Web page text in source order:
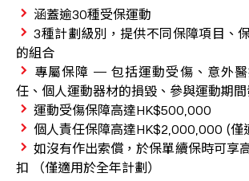
涵蓋逾30種受保運動
3種計劃級別，提供不同保障項目、
的組合
專屬保障 — 包括運動受傷、意外醫
任、個人運動器材的損毀、參與運動期
運動受傷保障高達HK$500,000
個人責任保障高達HK$2,000,000 (僅
如沒有作出索償，於保單續保時可享
扣 （僅適用於全年計劃）